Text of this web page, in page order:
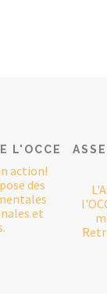
L'OCCE
action!
des
et